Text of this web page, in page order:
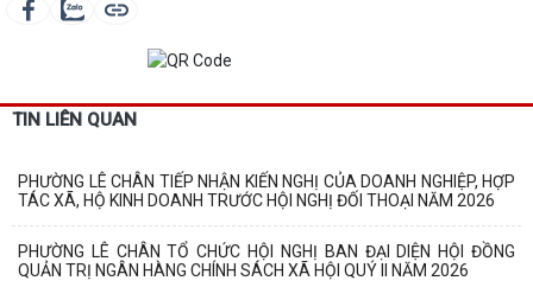
TIN LIÊN QUAN
PHƯỜNG LÊ CHÂN TIẾP NHẬN KIẾN NGHỊ CỦA DOANH NGHIỆP, HỢP
TÁC XÃ, HỘ KINH DOANH TRƯỚC HỘI NGHỊ ĐỐI THOẠI NĂM 2026
PHƯỜNG LÊ CHÂN TỔ CHỨC HỘI NGHỊ BAN ĐẠI DIỆN HỘI ĐỒNG
QUẢN TRỊ NGÂN HÀNG CHÍNH SÁCH XÃ HỘI QUÝ II NĂM 2026